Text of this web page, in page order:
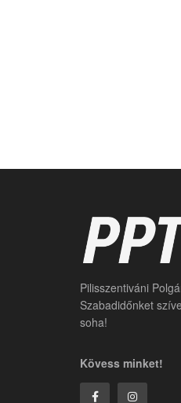
Pilisszentiváni
Szabadidőnket
soha!
Kövess minket!